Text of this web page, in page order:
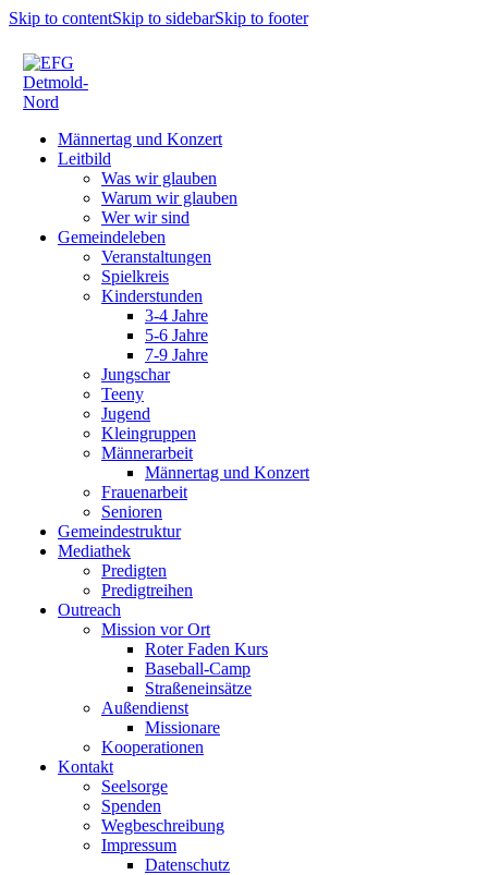
Skip to contentSkip to sidebarSkip to footer
Männertag und Konzert
Leitbild
Was wir glauben
Warum wir glauben
Wer wir sind
Gemeindeleben
Veranstaltungen
Spielkreis
Kinderstunden
3-4 Jahre
5-6 Jahre
7-9 Jahre
Jungschar
Teeny
Jugend
Kleingruppen
Männerarbeit
Männertag und Konzert
Frauenarbeit
Senioren
Gemeindestruktur
Mediathek
Predigten
Predigtreihen
Outreach
Mission vor Ort
Roter Faden Kurs
Baseball-Camp
Straßeneinsätze
Außendienst
Missionare
Kooperationen
Kontakt
Seelsorge
Spenden
Wegbeschreibung
Impressum
Datenschutz